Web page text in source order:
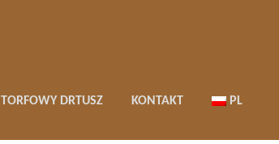
TORFOWY DRTUSZ KONTAKT PL